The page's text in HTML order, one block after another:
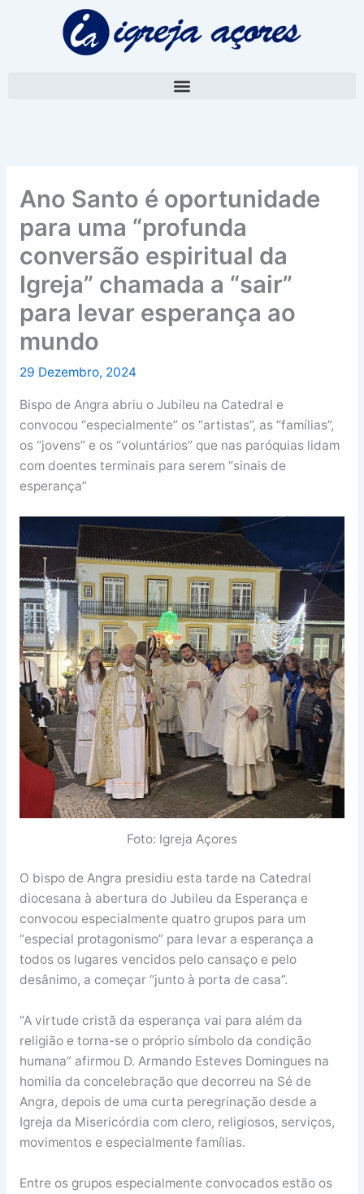
Ano Santo é oportunidade
para uma “profunda
conversão espiritual da
Igreja” chamada a “sair”
para levar esperança ao
mundo
29 Dezembro, 2024
Bispo de Angra abriu o Jubileu na Catedral e
convocou “especialmente” os “artistas”, as “famílias”,
os “jovens” e os “voluntários” que nas paróquias lidam
com doentes terminais para serem “sinais de
esperança”
Foto: Igreja Açores
O bispo de Angra presidiu esta tarde na Catedral
diocesana à abertura do Jubileu da Esperança e
convocou especialmente quatro grupos para um
“especial protagonismo” para levar a esperança a
todos os lugares vencidos pelo cansaço e pelo
desânimo, a começar “junto à porta de casa”.
“A virtude cristã da esperança vai para além da
religião e torna-se o próprio símbolo da condição
humana” afirmou D. Armando Esteves Domingues na
homilia da concelebração que decorreu na Sé de
Angra, depois de uma curta peregrinação desde a
Igreja da Misericórdia com clero, religiosos, serviços,
movimentos e especialmente famílias.
Entre os grupos especialmente convocados estão os